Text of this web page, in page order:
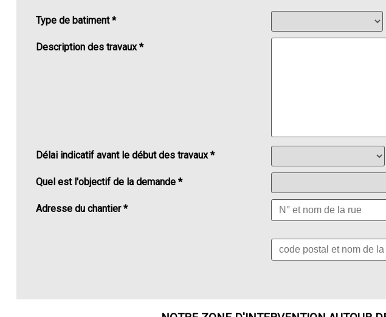
Type de batiment *
Description des travaux *
Délai indicatif avant le début des travaux *
Quel est l'objectif de la demande *
Adresse du chantier *